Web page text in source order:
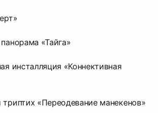
«Тайга»
инсталляция «Коннективная
«Переодевание манекенов»